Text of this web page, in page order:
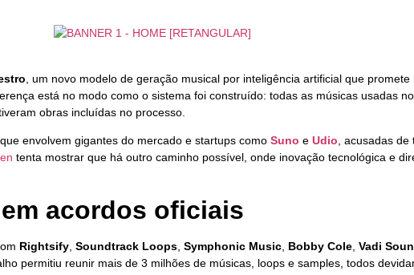
, um novo modelo de geração musical por inteligência artificial que
está no modo como o sistema foi construído: todas as músicas usadas
obras incluídas no processo.
envolvem gigantes do mercado e startups como Suno e Udio, acusadas de
tenta mostrar que há outro caminho possível, onde inovação tecnológica e
acordos oficiais
Rightsify Soundtrack Loops Symphonic Music Bobby Cole Vadi
permitiu reunir mais de 3 milhões de músicas, loops e samples, todos